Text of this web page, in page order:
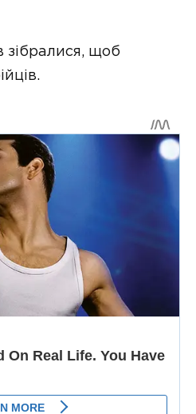
зібралися, щоб